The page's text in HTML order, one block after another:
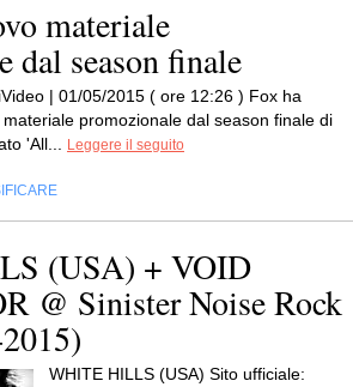
materiale
dal season finale
| 01/05/2015 ( ore 12:26 ) Fox ha
promozionale dal season finale di
'All...
Leggere il seguito
(USA) + VOID
@ Sinister Noise Rock
WHITE HILLS (USA) Sito ufficiale: